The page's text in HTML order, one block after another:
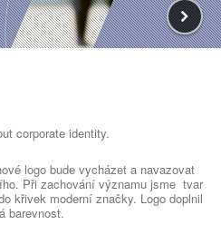
corporate identity.
logo bude vycházet a navazovat
Při zachování významu jsme tvar
křivek moderní značky. Logo doplnil
barevnost.